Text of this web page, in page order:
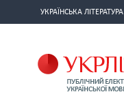
УКРАЇНСЬКА ЛІТЕРАТУРА